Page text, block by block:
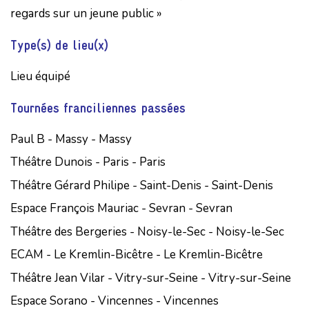
regards sur un jeune public »
Type(s) de lieu(x)
Lieu équipé
Tournées franciliennes passées
Paul B - Massy - Massy
Théâtre Dunois - Paris - Paris
Théâtre Gérard Philipe - Saint-Denis - Saint-Denis
Espace François Mauriac - Sevran - Sevran
Théâtre des Bergeries - Noisy-le-Sec - Noisy-le-Sec
ECAM - Le Kremlin-Bicêtre - Le Kremlin-Bicêtre
Théâtre Jean Vilar - Vitry-sur-Seine - Vitry-sur-Seine
Espace Sorano - Vincennes - Vincennes